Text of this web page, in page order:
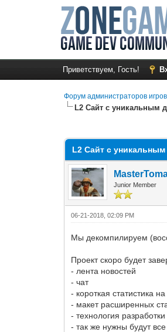
Приветствуем, Гость!
Форум администраторов
L2 Сайт с уникальным
L2 Сайт с
Junior Member
06-21-2018, 02:09 PM
Мы декомпилируем
Проект скоро будет
- лента новостей
- чат
- короткая статистика
- макет расширенных
- технология
- так же нужны будут